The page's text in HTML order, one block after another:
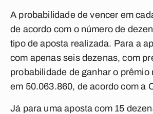
A probabilidade de vencer em
de acordo com o número de
tipo de aposta realizada. Para a
com apenas seis dezenas, com
probabilidade de ganhar o prêmio
em 50.063.860, de acordo com a
Já para uma aposta com 15